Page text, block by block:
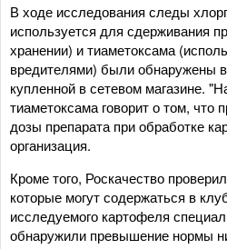
В ходе исследования следы
используется для сдерживания
хранении) и тиаметоксама
вредителями) были обнаружены
купленной в сетевом магазине.
тиаметоксама говорит о том, что
дозы препарата при обработке
организация.
Кроме того, Роскачество
которые могут содержаться в
исследуемого картофеля
обнаружили превышение нормы